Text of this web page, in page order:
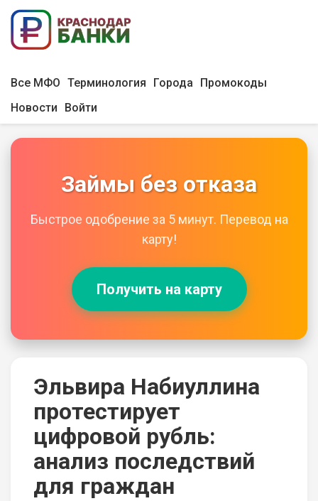
Все МФО Терминология Города
Промокоды
Новости
Войти
Займы без отказа
Быстрое одобрение за 5 минут. Перевод на
карту!
Получить на карту
Эльвира Набиуллина
протестирует
цифровой рубль:
анализ последствий
для граждан